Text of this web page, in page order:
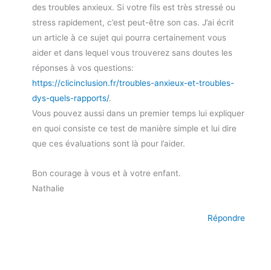
des troubles anxieux. Si votre fils est très stressé ou
stress rapidement, c’est peut-être son cas. J’ai écrit
un article à ce sujet qui pourra certainement vous
aider et dans lequel vous trouverez sans doutes les
réponses à vos questions:
https://clicinclusion.fr/troubles-anxieux-et-troubles-
dys-quels-rapports/.
Vous pouvez aussi dans un premier temps lui expliquer
en quoi consiste ce test de manière simple et lui dire
que ces évaluations sont là pour l’aider.
Bon courage à vous et à votre enfant.
Nathalie
Répondre